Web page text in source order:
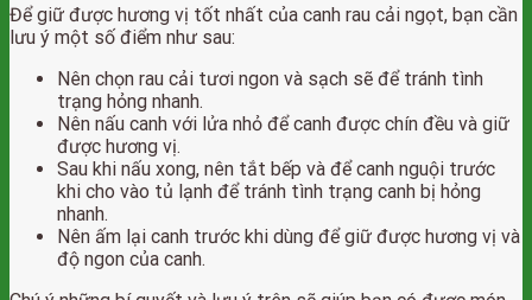
Để giữ được hương vị tốt nhất của canh rau cải ngọt, bạn cần
lưu ý một số điểm như sau:
Nên chọn rau cải tươi ngon và sạch sẽ để tránh tình
trạng hỏng nhanh.
Nên nấu canh với lửa nhỏ để canh được chín đều và giữ
được hương vị.
Sau khi nấu xong, nên tắt bếp và để canh nguội trước
khi cho vào tủ lạnh để tránh tình trạng canh bị hỏng
nhanh.
Nên ấm lại canh trước khi dùng để giữ được hương vị và
độ ngon của canh.